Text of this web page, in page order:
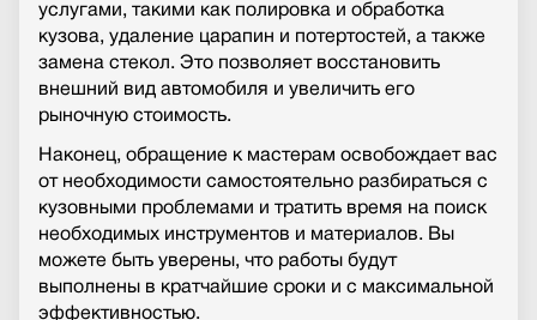
услугами, такими как полировка и обработка
кузова, удаление царапин и потертостей, а также
замена стекол. Это позволяет восстановить
внешний вид автомобиля и увеличить его
рыночную стоимость.
Наконец, обращение к мастерам освобождает вас
от необходимости самостоятельно разбираться с
кузовными проблемами и тратить время на поиск
необходимых инструментов и материалов. Вы
можете быть уверены, что работы будут
выполнены в кратчайшие сроки и с максимальной
эффективностью.